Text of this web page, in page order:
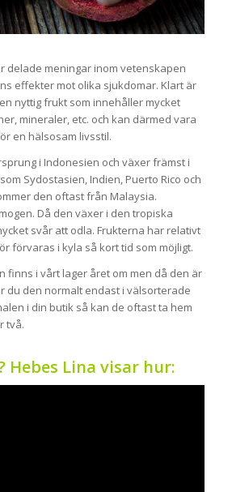
delade meningar inom vetenskapen
effekter mot olika sjukdomar. Klart är
nyttig frukt som innehåller mycket
mineraler, etc. och kan därmed vara
en hälsosam livsstil.
i Indonesien och växer främst i
Sydostasien, Indien, Puerto Rico och
den oftast från Malaysia.
Då den växer i den tropiska
svår att odla. Frukterna har relativt
förvaras i kyla så kort tid som möjligt.
finns i vårt lager året om men då den är
du den normalt endast i välsorterade
i din butik så kan de oftast ta hem
två.
Hebes Lina visar hur: